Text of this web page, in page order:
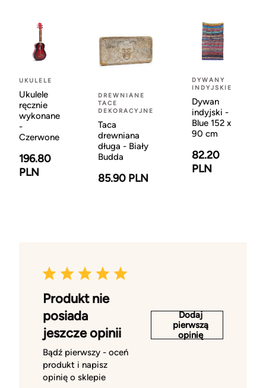
UKULELE
Ukulele
ręcznie
wykonane
-
Czerwone
196.80
PLN
DREWNIANE
TACE
DEKORACYJNE
Taca
drewniana
długa - Biały
Budda
85.90 PLN
DYWANY
INDYJSKIE
Dywan
indyjski -
Blue 152 x
90 cm
82.20
PLN
Produkt nie
posiada
jeszcze opinii
Bądź pierwszy - oceń
produkt i napisz
opinię o sklepie
Dodaj
pierwszą
opinię